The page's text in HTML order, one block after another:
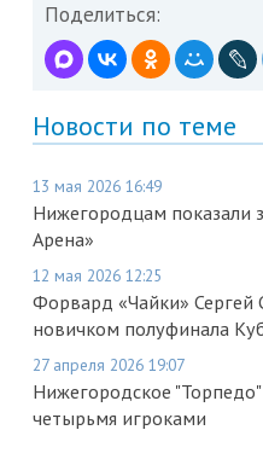
Поделиться:
Новости по теме
13 мая 2026 16:49
Нижегородцам показали
Арена»
12 мая 2026 12:25
Форвард «Чайки» Сергей
новичком полуфинала
27 апреля 2026 19:07
Нижегородское
четырьмя игроками